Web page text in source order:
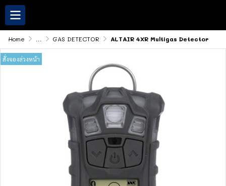
Home GAS DETECTOR ALTAIR 4XR Multigas Detector
สั่งจองล่วงหน้า